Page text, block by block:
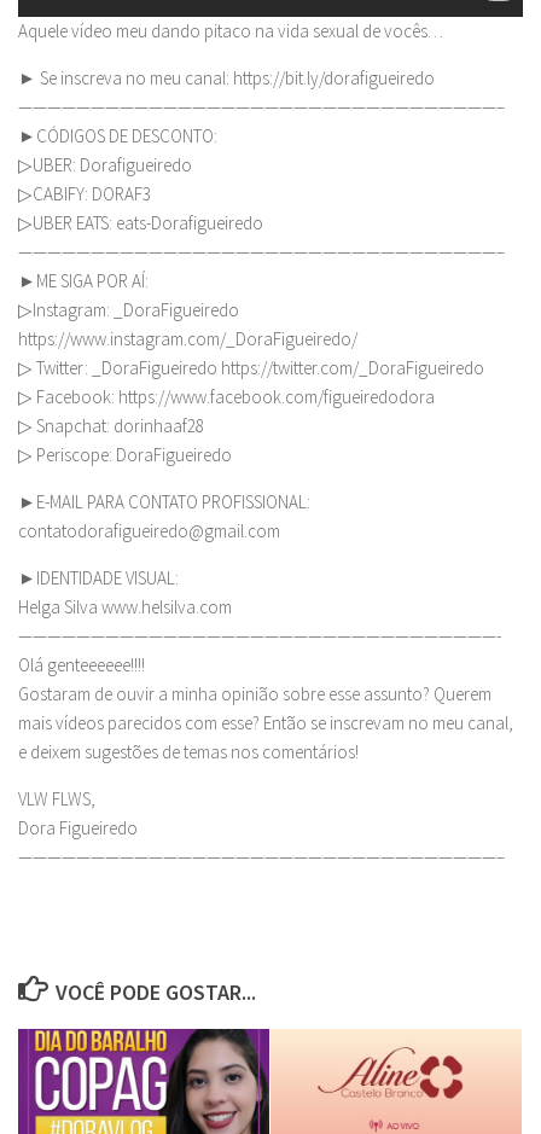
Aquele vídeo meu dando pitaco na vida sexual de vocês…
► Se inscreva no meu canal: https://bit.ly/dorafigueiredo
—————————————————————————————————–
►CÓDIGOS DE DESCONTO:
▷UBER: Dorafigueiredo
▷CABIFY: DORAF3
▷UBER EATS: eats-Dorafigueiredo
—————————————————————————————————–
►ME SIGA POR AÍ:
▷Instagram: _DoraFigueiredo
https://www.instagram.com/_DoraFigueiredo/
▷ Twitter: _DoraFigueiredo https://twitter.com/_DoraFigueiredo
▷ Facebook: https://www.facebook.com/figueiredodora
▷ Snapchat: dorinhaaf28
▷ Periscope: DoraFigueiredo
►E-MAIL PARA CONTATO PROFISSIONAL:
contatodorafigueiredo@gmail.com
►IDENTIDADE VISUAL:
Helga Silva www.helsilva.com
—————————————————————————————————-
Olá genteeeeee!!!!
Gostaram de ouvir a minha opinião sobre esse assunto? Querem
mais vídeos parecidos com esse? Então se inscrevam no meu canal,
e deixem sugestões de temas nos comentários!
VLW FLWS,
Dora Figueiredo
—————————————————————————————————–
VOCÊ PODE GOSTAR...